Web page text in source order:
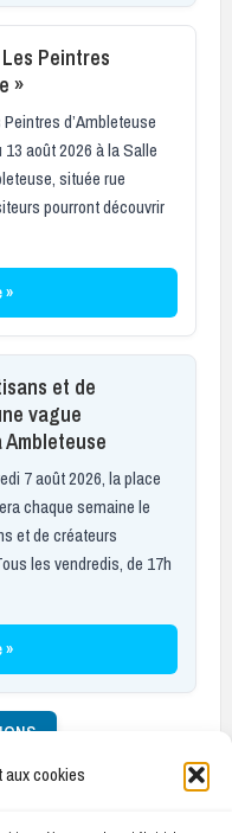
cookies
Peintres
»
d’Ambleteuse
août 2026 à la Salle
située rue
pourront découvrir
»
et de
vague
Ambleteuse
7 août 2026, la place
chaque semaine le
et de créateurs
les vendredis, de 17h
»